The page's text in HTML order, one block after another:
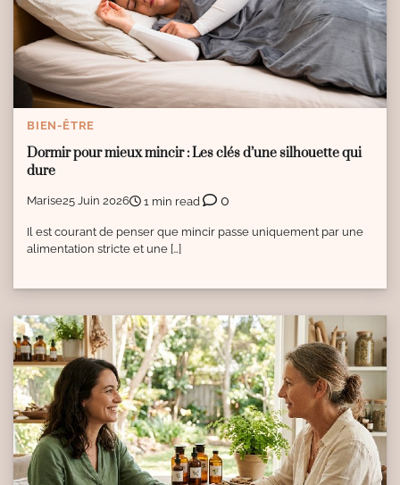
BIEN-ÊTRE
Dormir pour mieux mincir : Les clés d’une silhouette qui
dure
Marise25 Juin 2026 1 min read 0
Il est courant de penser que mincir passe uniquement par une
alimentation stricte et une […]